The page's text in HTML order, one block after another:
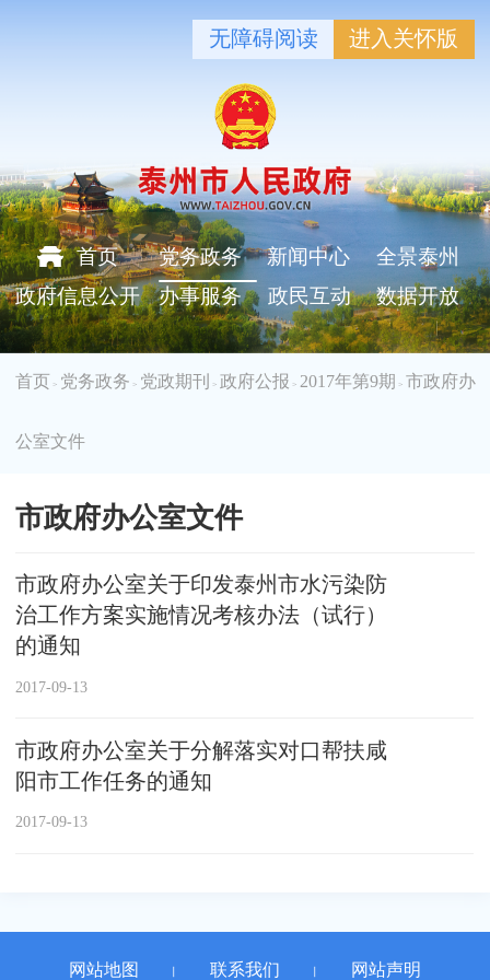
无障碍阅读 进入关怀版
首页 党务政务 新闻中心
全景泰州
政府信息公开
办事服务 政民互动 数据开放
首页 > 党务政务 > 党政期刊 > 政府公报 > 2017年第9期 > 市政府办
公室文件
市政府办公室文件
市政府办公室关于印发泰州市水污染防
治工作方案实施情况考核办法（试行）
的通知
2017-09-13
市政府办公室关于分解落实对口帮扶咸
阳市工作任务的通知
2017-09-13
网站地图 联系我们 网站声明